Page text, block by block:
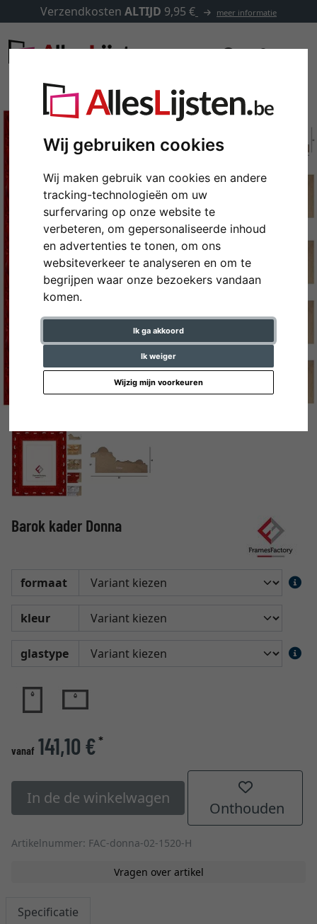
Wij gebruiken cookies
Wij maken gebruik van cookies en andere
tracking-technologieën om uw
surfervaring op onze website te
verbeteren, om gepersonaliseerde inhoud
en advertenties te tonen, om ons
websiteverkeer te analyseren en om te
begrijpen waar onze bezoekers vandaan
komen.
Ik ga akkoord
Ik weiger
Wijzig mijn voorkeuren
Verzendkosten ALTIJD 9,95 € meer informatie
Terug
Barok kader Donna
formaat
kleur
glastype
vanaf 141,10 €*
In de de winkelwagen
Onthouden
Artikelnummer: FAC-donna-02-1520-H
Vragen over artikel
Specificatie